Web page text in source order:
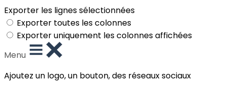
Exporter les lignes sélectionnées
Exporter toutes les colonnes
Exporter uniquement les colonnes affichées
Menu
Ajoutez un logo, un bouton, des réseaux sociaux